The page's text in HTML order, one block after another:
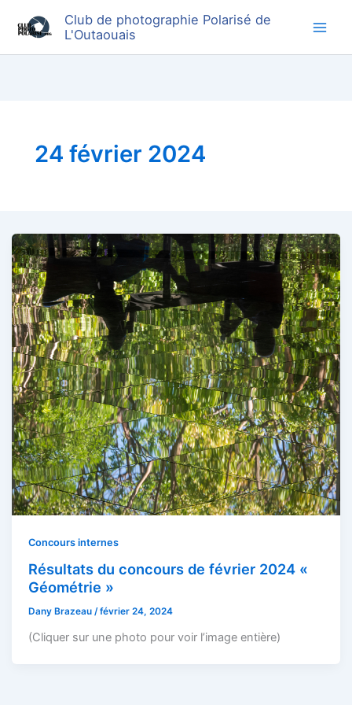
Club de photographie Polarisé de
L'Outaouais
24 février 2024
Concours internes
Résultats du concours de février 2024 «
Géométrie »
Dany Brazeau/février 24, 2024
(Cliquer sur une photo pour voir l’image entière)